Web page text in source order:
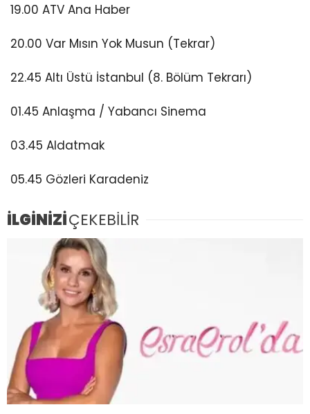
19.00 ATV Ana Haber
20.00 Var Mısın Yok Musun (Tekrar)
22.45 Altı Üstü İstanbul (8. Bölüm Tekrarı)
01.45 Anlaşma / Yabancı Sinema
03.45 Aldatmak
05.45 Gözleri Karadeniz
İLGİNİZİÇEKEBİLİR